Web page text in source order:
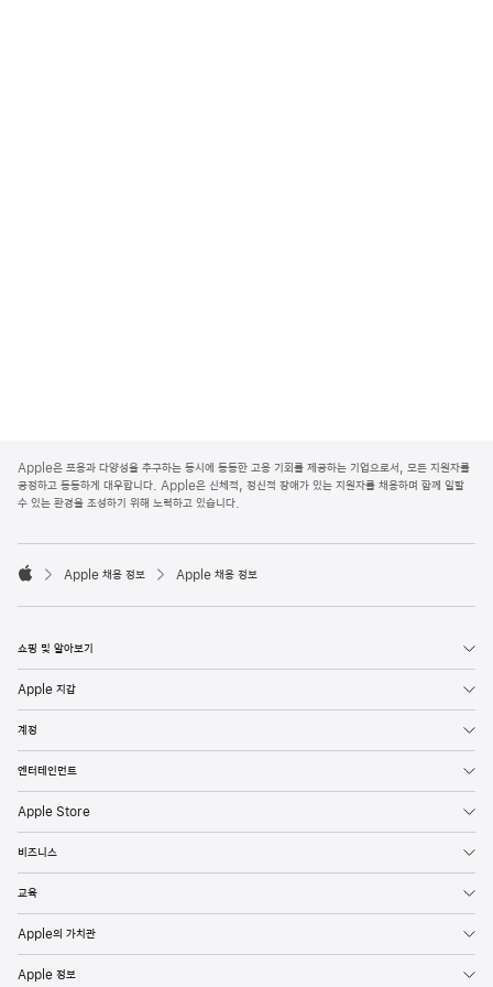
p
p
l
o
e
Apple은 포용과 다양성을 추구하는 동시에 동등한 고용 기회를 제공하는 기업으로서, 모든 지원자를
공정하고 동등하게 대우합니다. Apple은 신체적, 정신적 장애가 있는 지원자를 채용하며 함께 일할
수 있는 환경을 조성하기 위해 노력하고 있습니다.

p
l
Apple 채용 정보 Apple 채용 정보
쇼핑 및 알아보기
Apple 지갑
계정
엔터테인먼트
Apple Store
비즈니스
교육
Apple의 가치관
Apple 정보